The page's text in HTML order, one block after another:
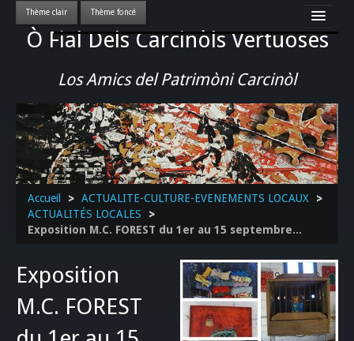
Ò Fial Dels Carcinòls Vertuoses
Los Amics del Patrimòni Carcinòl
Accueil
LES QUERCYNOIS & LEUR CULTURE
PATRIMOINE
GASTRONOMIE
ACTUALITE-CULTURE-EVENEMENTS LOCAUX
>>
Accueil > ACTUALITE-CULTURE-EVENEMENTS LOCAUX
>
ACTUALITÉS LOCALES
>
Exposition M.C. FOREST du 1er au 15 septembre...
Exposition
M.C. FOREST